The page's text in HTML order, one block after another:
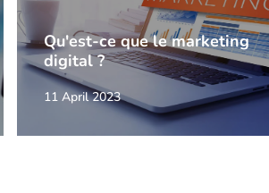
Qu'est-ce que le marketing
digital ?
11 April 2023